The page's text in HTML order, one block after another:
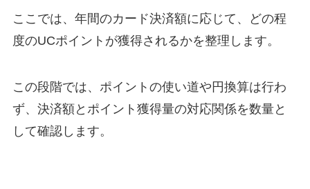
ここでは、年間のカード決済額に応じて、どの程
度のUCポイントが獲得されるかを整理します。
この段階では、ポイントの使い道や円換算は行わ
ず、決済額とポイント獲得量の対応関係を数量と
して確認します。